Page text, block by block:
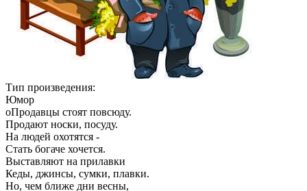
Тип произведения:
Юмор
оПродавцы стоят повсюду.
Продают носки, посуду.
На людей охотятся -
Стать богаче хочется.
Выставляют на прилавки
Кеды, джинсы, сумки, плавки.
Но, чем ближе дни весны,